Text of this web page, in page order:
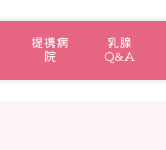
提携病
院
乳腺
Q&A